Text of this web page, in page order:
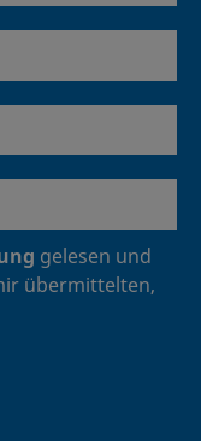
gelesen und
übermittelten,